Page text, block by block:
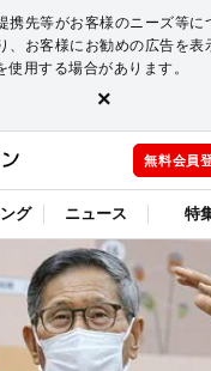
携先等がお客様のニーズ等に
、お客様にお勧めの広告を表
用する場合があります。
×
無料会員
グ ニュース 特